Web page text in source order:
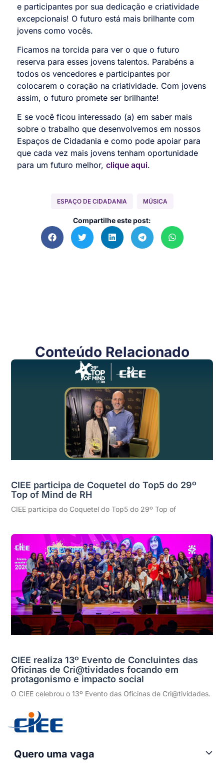
e participantes por sua dedicação e criatividade
excepcionais! O futuro está mais brilhante com
jovens como vocês.
Ficamos na torcida para ver o que o futuro
reserva para esses jovens talentos. Parabéns a
todos os vencedores e participantes por
colocarem o coração na criatividade. Com jovens
assim, o futuro promete ser brilhante!
E se você ficou interessado (a) em saber mais
sobre o trabalho que desenvolvemos em nossos
Espaços de Cidadania e como pode apoiar para
que cada vez mais jovens tenham oportunidade
para um futuro melhor, clique aqui.
ESPAÇO DE CIDADANIA MÚSICA
Compartilhe este post:
Conteúdo Relacionado
CIEE participa de Coquetel do Top5 do 29º
Top of Mind de RH
CIEE participa do Coquetel do Top5 do 29º Top of
CIEE realiza 13º Evento de Concluintes das
Oficinas de Cri@tividades focando em
protagonismo e impacto social
O CIEE celebrou o 13º Evento das Oficinas de Cri@tividades.
Quero uma vaga